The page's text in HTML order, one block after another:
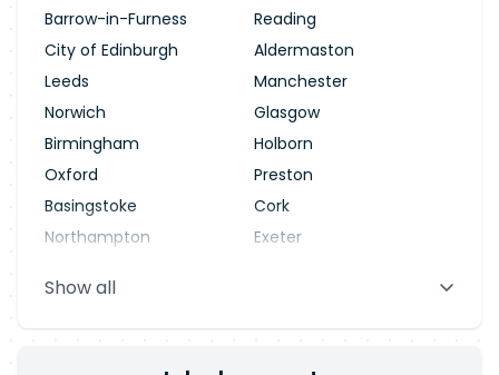
Barrow-in-Furness
Reading
City of Edinburgh
Aldermaston
Leeds
Manchester
Norwich
Glasgow
Birmingham
Holborn
Oxford
Preston
Basingstoke
Cork
Northampton
Exeter
Blackpool
Show all